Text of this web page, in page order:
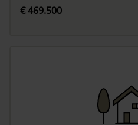
€ 469.500